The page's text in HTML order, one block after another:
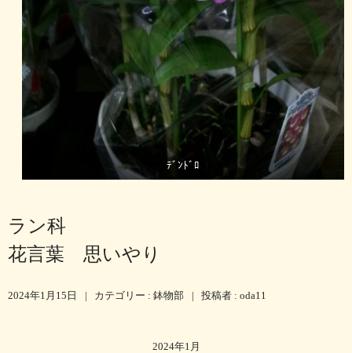
ﾃﾞﾝﾄﾞﾛ
ラン科
花言葉 思いやり
2024年1月15日 | カテゴリー : 鉢物部 | 投稿者 : oda11
2024年1月